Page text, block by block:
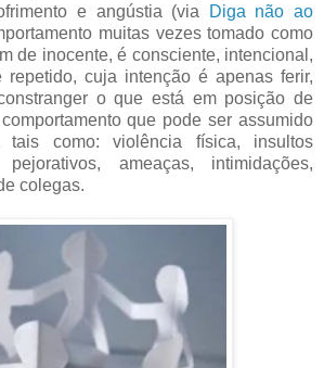
e angústia (via
Diga não ao
muitas vezes tomado como
de inocente, é consciente, intencional,
repetido, cuja intenção é apenas ferir,
o que está em posição de
que pode ser assumido
tais como: violência física, insultos
ameaças, intimidações,
colegas.